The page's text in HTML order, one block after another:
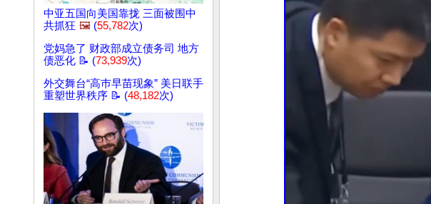
中亚五国向美国靠拢 三面被围中
共抓狂 🖼️ (55,782次)
党妈急了 财政部成立债务司 地方
债恶化 📝 (73,939次)
外交舞台“高巿早苗现象” 美日联手
重塑世界秩序 📝 (48,182次)